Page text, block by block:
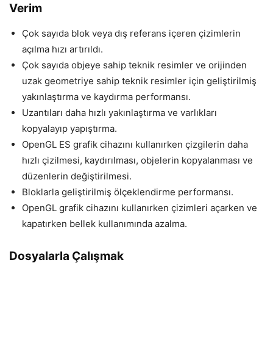
Verim
Çok sayıda blok veya dış referans içeren çizimlerin
açılma hızı artırıldı.
Çok sayıda objeye sahip teknik resimler ve orijinden
uzak geometriye sahip teknik resimler için geliştirilmiş
yakınlaştırma ve kaydırma performansı.
Uzantıları daha hızlı yakınlaştırma ve varlıkları
kopyalayıp yapıştırma.
OpenGL ES grafik cihazını kullanırken çizgilerin daha
hızlı çizilmesi, kaydırılması, objelerin kopyalanması ve
düzenlerin değiştirilmesi.
Bloklarla geliştirilmiş ölçeklendirme performansı.
OpenGL grafik cihazını kullanırken çizimleri açarken ve
kapatırken bellek kullanımında azalma.
Dosyalarla Çalışmak